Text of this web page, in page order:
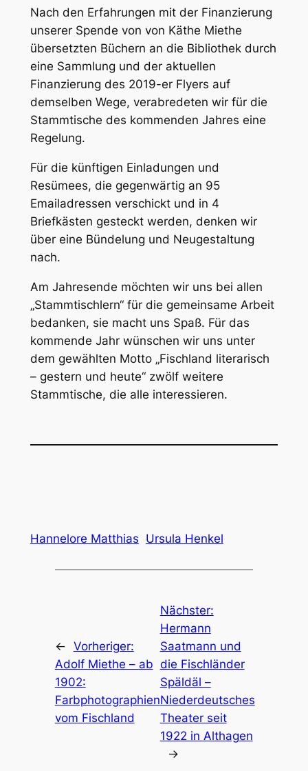
Nach den Erfahrungen mit der Finanzierung
unserer Spende von von Käthe Miethe
übersetzten Büchern an die Bibliothek durch
eine Sammlung und der aktuellen
Finanzierung des 2019-er Flyers auf
demselben Wege, verabredeten wir für die
Stammtische des kommenden Jahres eine
Regelung.
Für die künftigen Einladungen und
Resümees, die gegenwärtig an 95
Emailadressen verschickt und in 4
Briefkästen gesteckt werden, denken wir
über eine Bündelung und Neugestaltung
nach.
Am Jahresende möchten wir uns bei allen
„Stammtischlern“ für die gemeinsame Arbeit
bedanken, sie macht uns Spaß. Für das
kommende Jahr wünschen wir uns unter
dem gewählten Motto „Fischland literarisch
– gestern und heute“ zwölf weitere
Stammtische, die alle interessieren.
Hannelore Matthias Ursula Henkel
← Vorheriger:
Adolf Miethe – ab
1902:
Farbphotographien
vom Fischland
Nächster:
Hermann
Saatmann und
die Fischländer
Späldäl –
Niederdeutsches
Theater seit
1922 in Althagen
→